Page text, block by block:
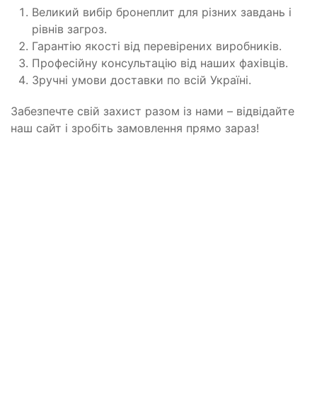
Великий вибір бронеплит для різних завдань і
рівнів загроз.
Гарантію якості від перевірених виробників.
Професійну консультацію від наших фахівців.
Зручні умови доставки по всій Україні.
Забезпечте свій захист разом із нами – відвідайте
наш сайт і зробіть замовлення прямо зараз!